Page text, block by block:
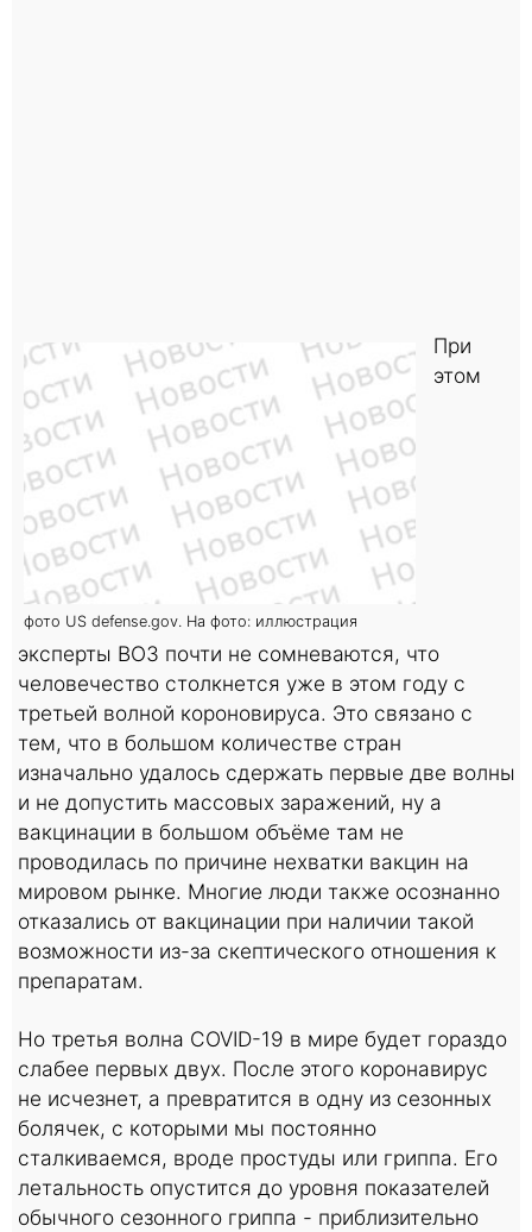
фото US defense.gov. На фото: иллюстрация
При
этом
эксперты ВОЗ почти не сомневаются, что
человечество столкнется уже в этом году с
третьей волной короновируса. Это связано с
тем, что в большом количестве стран
изначально удалось сдержать первые две волны
и не допустить массовых заражений, ну а
вакцинации в большом объёме там не
проводилась по причине нехватки вакцин на
мировом рынке. Многие люди также осознанно
отказались от вакцинации при наличии такой
возможности из-за скептического отношения к
препаратам.
Но третья волна COVID-19 в мире будет гораздо
слабее первых двух. После этого коронавирус
не исчезнет, а превратится в одну из сезонных
болячек, с которыми мы постоянно
сталкиваемся, вроде простуды или гриппа. Его
летальность опустится до уровня показателей
обычного сезонного гриппа - приблизительно